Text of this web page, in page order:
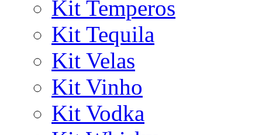
Kit Temperos
Kit Tequila
Kit Velas
Kit Vinho
Kit Vodka